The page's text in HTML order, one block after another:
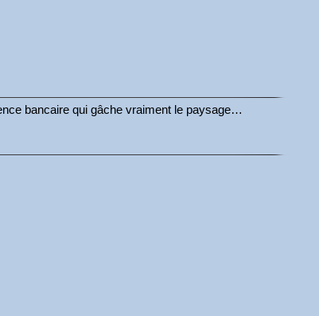
bancaire qui gâche vraiment le paysage…